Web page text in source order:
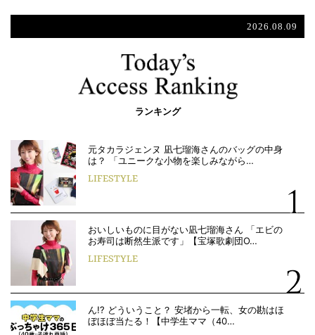
2026.08.09
ランキング
元タカラジェンヌ 凪七瑠海さんのバッグの中身
は？ 「ユニークな小物を楽しみながら…
LIFESTYLE
おいしいものに目がない凪七瑠海さん 「エビの
お寿司は断然生派です」【宝塚歌劇団O…
LIFESTYLE
ん!? どういうこと？ 安堵から一転、女の勘はほ
ぼほぼ当たる！【中学生ママ（40…